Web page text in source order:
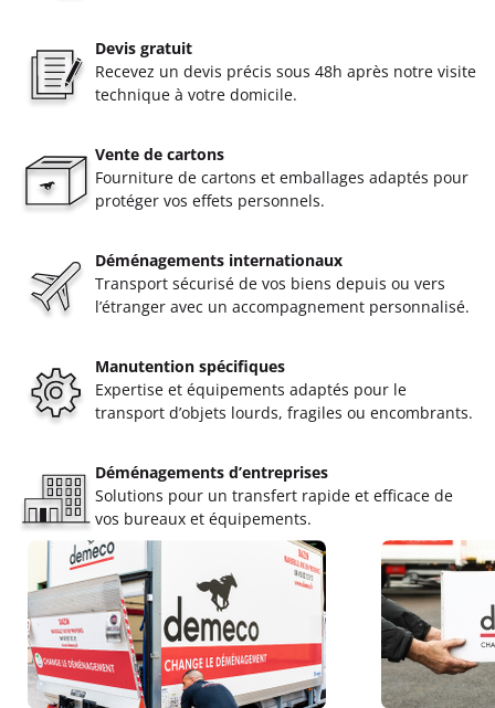
Devis gratuit
Recevez un devis précis sous 48h après notre visite
technique à votre domicile.
Vente de cartons
Fourniture de cartons et emballages adaptés pour
protéger vos effets personnels.
Déménagements internationaux
Transport sécurisé de vos biens depuis ou vers
l’étranger avec un accompagnement personnalisé.
Manutention spécifiques
Expertise et équipements adaptés pour le
transport d’objets lourds, fragiles ou encombrants.
Déménagements d’entreprises
Solutions pour un transfert rapide et efficace de
vos bureaux et équipements.